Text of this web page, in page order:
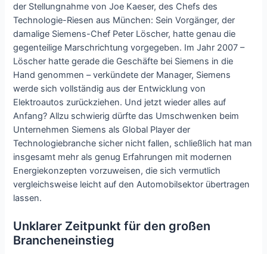
der Stellungnahme von Joe Kaeser, des Chefs des
Technologie-Riesen aus München: Sein Vorgänger, der
damalige Siemens-Chef Peter Löscher, hatte genau die
gegenteilige Marschrichtung vorgegeben. Im Jahr 2007 –
Löscher hatte gerade die Geschäfte bei Siemens in die
Hand genommen – verkündete der Manager, Siemens
werde sich vollständig aus der Entwicklung von
Elektroautos zurückziehen. Und jetzt wieder alles auf
Anfang? Allzu schwierig dürfte das Umschwenken beim
Unternehmen Siemens als Global Player der
Technologiebranche sicher nicht fallen, schließlich hat man
insgesamt mehr als genug Erfahrungen mit modernen
Energiekonzepten vorzuweisen, die sich vermutlich
vergleichsweise leicht auf den Automobilsektor übertragen
lassen.
Unklarer Zeitpunkt für den großen
Brancheneinstieg